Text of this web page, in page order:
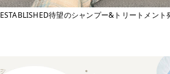
ESTABLISHED待望のシャンプー&トリートメント